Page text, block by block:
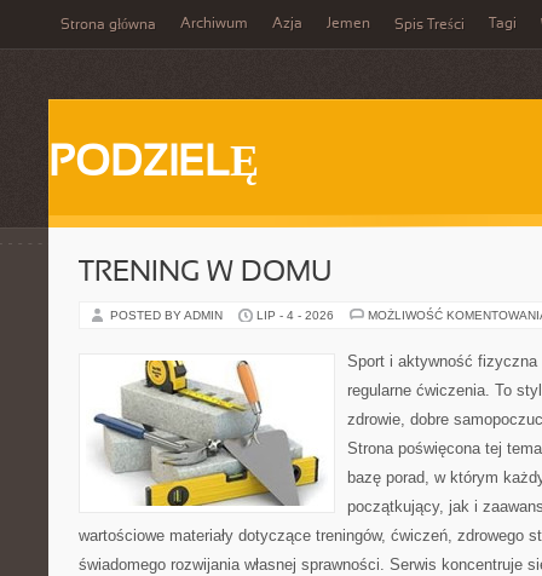
Strona główna Archiwum Azja Jemen Spis Treści Tagi
PODZIELĘ
TRENING W DOMU
POSTED BY ADMIN LIP - 4 - 2026 MOŻLIWOŚĆ
Sport i aktywność
regularne ćwiczenia. To
zdrowie, dobre
Strona poświęcona tej
bazę porad, w którym
początkujący, jak i
wartościowe materiały dotyczące treningów, ćwiczeń, zdrowego
świadomego rozwijania własnej sprawności. Serwis koncentruje